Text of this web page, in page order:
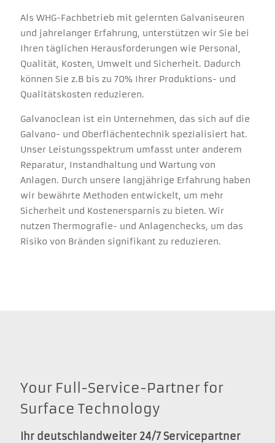
Als WHG-Fachbetrieb mit gelernten Galvaniseuren
und jahrelanger Erfahrung, unterstützen wir Sie bei
Ihren täglichen Herausforderungen wie Personal,
Qualität, Kosten, Umwelt und Sicherheit. Dadurch
können Sie z.B bis zu 70% Ihrer Produktions- und
Qualitätskosten reduzieren.
Galvanoclean ist ein Unternehmen, das sich auf die
Galvano- und Oberflächentechnik spezialisiert hat.
Unser Leistungsspektrum umfasst unter anderem
Reparatur, Instandhaltung und Wartung von
Anlagen. Durch unsere langjährige Erfahrung haben
wir bewährte Methoden entwickelt, um mehr
Sicherheit und Kostenersparnis zu bieten. Wir
nutzen Thermografie- und Anlagenchecks, um das
Risiko von Bränden signifikant zu reduzieren.
Your Full-Service-Partner for
Surface Technology
Ihr deutschlandweiter 24/7 Servicepartner